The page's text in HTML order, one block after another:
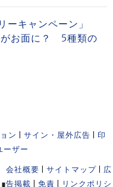
ーキャンペーン」
がお面に？ 5種類の
ン サイン・屋外広告
印
ーザー
会社概要 サイトマップ
広
告掲載
免責 リンクポリシ